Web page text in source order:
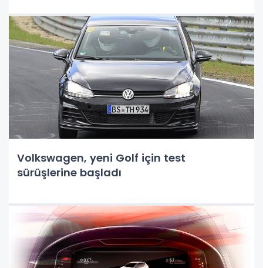
Volkswagen, yeni Golf için test
sürüşlerine başladı